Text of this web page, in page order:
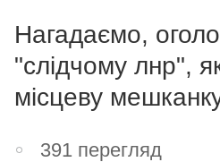
Нагадаємо,
"слідчому лнр",
місцеву
391 перегляд